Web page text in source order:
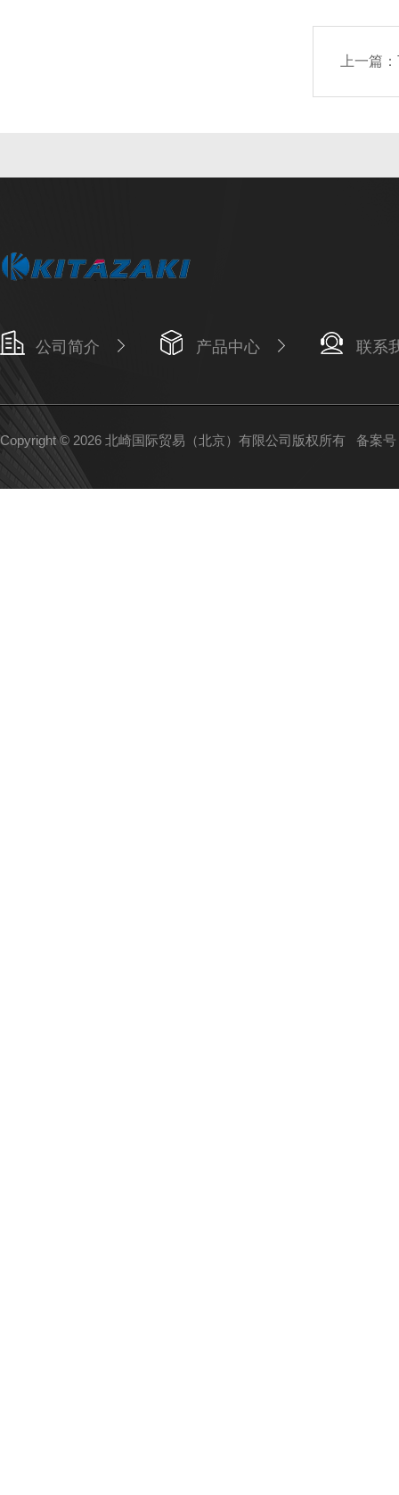
上一篇：
公司简介 产品中心 联系
Copyright © 2026 北崎国际贸易（北京）有限公司版权所有 备案号